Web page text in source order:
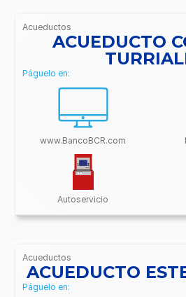
Acueductos
/BancoBCR-
Contenido/Conectividades/
ACUEDUCTO
Páguelo en:
www.BancoBCR.com
Autoservicio
Acueductos
/BancoBCR-
Contenido/
ACUEDUCTO
Páguelo en: